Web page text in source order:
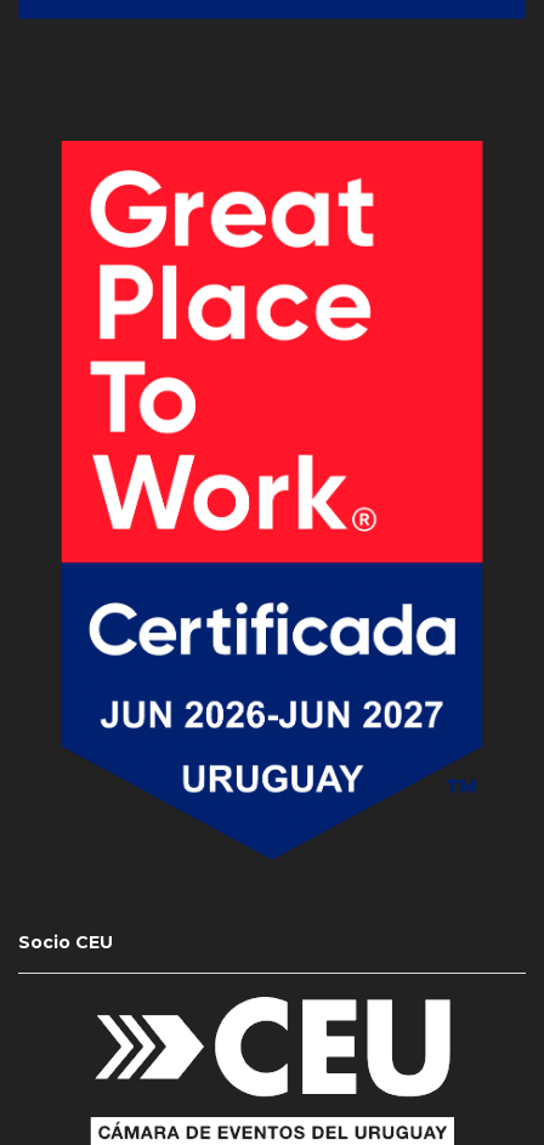
Socio CEU